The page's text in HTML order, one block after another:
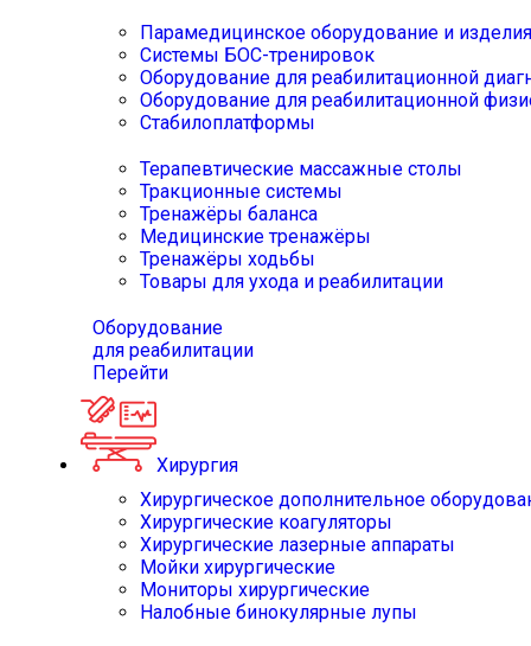
Парамедицинское оборудование и изделия
Системы БОС-тренировок
Оборудование для реабилитационной
Оборудование для реабилитационной
Стабилоплатформы
Терапевтические массажные столы
Тракционные системы
Тренажёры баланса
Медицинские тренажёры
Тренажёры ходьбы
Товары для ухода и реабилитации
Оборудование
для реабилитации
Перейти
Хирургия
Хирургическое дополнительное
Хирургические коагуляторы
Хирургические лазерные аппараты
Мойки хирургические
Мониторы хирургические
Налобные бинокулярные лупы